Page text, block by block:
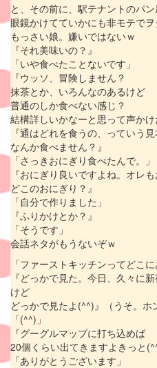
と、その前に、駅テナントのパ
眼鏡かけてていかにも非モテでヲ
もっさい娘。嫌いではないｗ
『それ美味いの？』
「いや食べたことないです」
『ウッソ、冒険しません？
抹茶とか、いろんなのあるけど
普通のしか食べない感じ？
結構詳しいかなーと思って声かけ
『通はどれを食うの、っていう
なんか食べません？』
「さっきおにぎり食べたんで。」
『おにぎり良いですよね。オレ
どこのおにぎり？』
「自分で作りました」
『ふりかけとか？』
「そうです」
会話ネタがもうないぞｗ
「ファーストキッチンってどこ
『どっかで見た。今日、久々に
けど
どっかで見たよ(^^)』（うそ。ホ
「(^^)」
『グーグルマップに打ち込めば
20個くらい出てきますよきっと
「ありがとうございます」